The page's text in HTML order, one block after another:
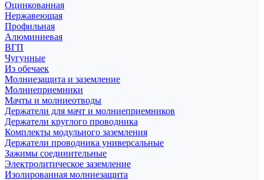
Оцинкованная
Нержавеющая
Профильная
Алюминиевая
ВГП
Чугунные
Из обечаек
Молниезащита и заземление
Молниеприемники
Мачты и молниеотводы
Держатели для мачт и молниеприемников
Держатели круглого проводника
Комплекты модульного заземления
Держатели проводника универсальные
Зажимы соединительные
Электролитическое заземление
Изолированная молниезащита